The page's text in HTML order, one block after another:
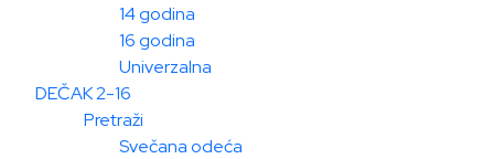
14 godina
16 godina
Univerzalna
DEČAK 2-16
Pretraži
Svečana odeća